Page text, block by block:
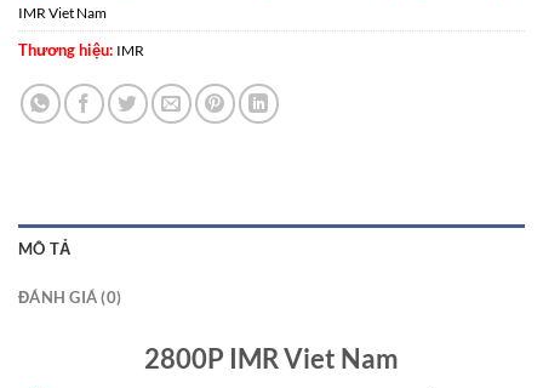
IMR Viet Nam
Thương hiệu: IMR
MÔ TẢ
ĐÁNH GIÁ (0)
2800P IMR Viet Nam